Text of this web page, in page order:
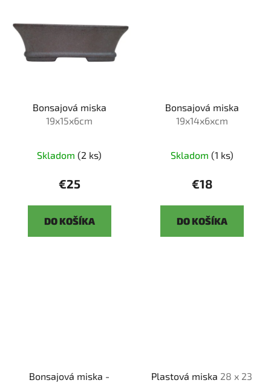
Bonsajová miska
19x15x6cm
Skladom (2 ks)
€25
DO KOŠÍKA
Bonsajová miska
19x14x6xcm
Skladom (1 ks)
€18
DO KOŠÍKA
Bonsajová miska -
Plastová miska 28 x 23